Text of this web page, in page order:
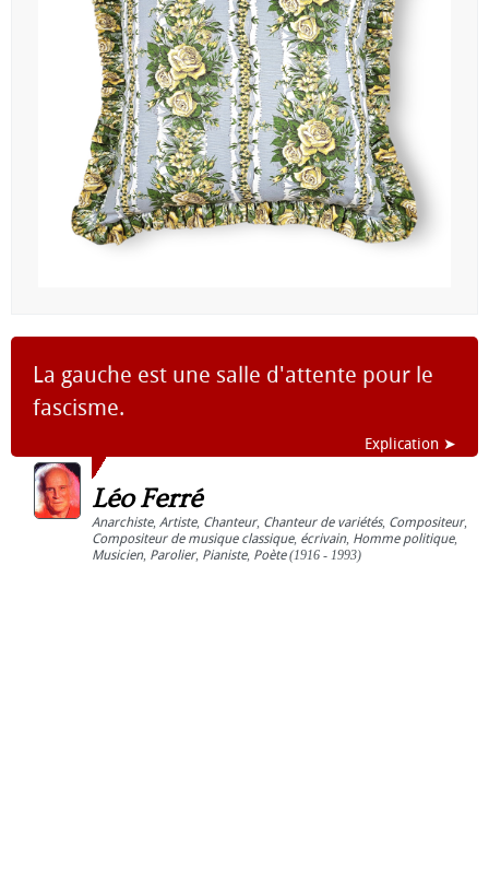
La gauche est une salle d'attente pour le
fascisme.
Explication ➤
Léo Ferré
Anarchiste, Artiste, Chanteur, Chanteur de variétés, Compositeur,
Compositeur de musique classique, écrivain, Homme politique,
Musicien, Parolier, Pianiste, Poète(1916 - 1993)